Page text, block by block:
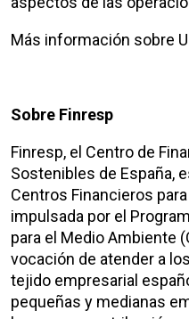
Más información sobre
Sobre Finresp
Finresp, el Centro de
Sostenibles de España,
Centros Financieros
impulsada por el
para el Medio Ambiente
vocación de atender a
tejido empresarial
pequeñas y medianas